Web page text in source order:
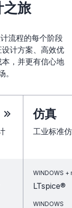
之旅
流程的每个阶段
计方案、高效优
，并更有信心地
仿真
工业标准
WINDOWS +
LTspice®
WINDOWS